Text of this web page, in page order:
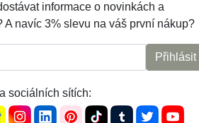
informace o novinkách a
A navíc 3% slevu na váš první nákup?
Přihlásit
sociálních sítích: